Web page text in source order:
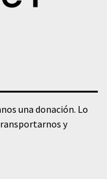
una donación. Lo
y